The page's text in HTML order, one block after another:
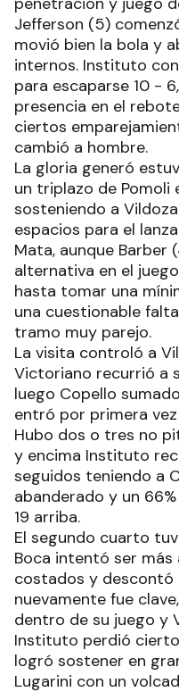
Jefferson (5)
movió bien la bola y
internos. Instituto
para escaparse 10 -
presencia en el
ciertos
cambió a hombre.
La gloria generó
un triplazo de Pomoli
sosteniendo a
espacios para el
Mata, aunque Barber
alternativa en el
hasta tomar una
una cuestionable
tramo muy parejo.
La visita controló a
Victoriano recurrió a
luego Copello
entró por primera
Hubo dos o tres no
y encima Instituto
seguidos teniendo a
abanderado y un
19 arriba.
El segundo cuarto
Boca intentó ser más
costados y descontó
nuevamente fue
dentro de su juego y
Instituto perdió
logró sostener en
Lugarini con un